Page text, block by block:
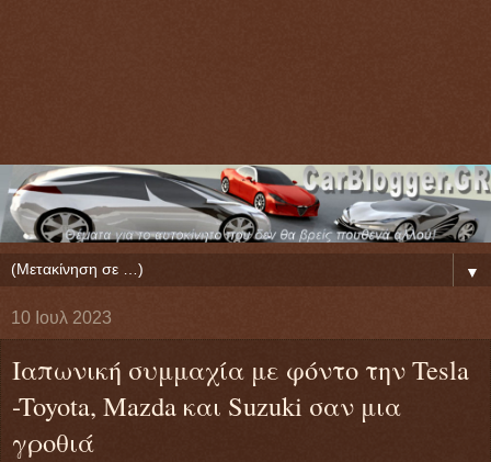
▼
10 Ιουλ 2023
Ιαπωνική συμμαχία με φόντο την Tesla
-Toyota, Mazda και Suzuki σαν μια
γροθιά